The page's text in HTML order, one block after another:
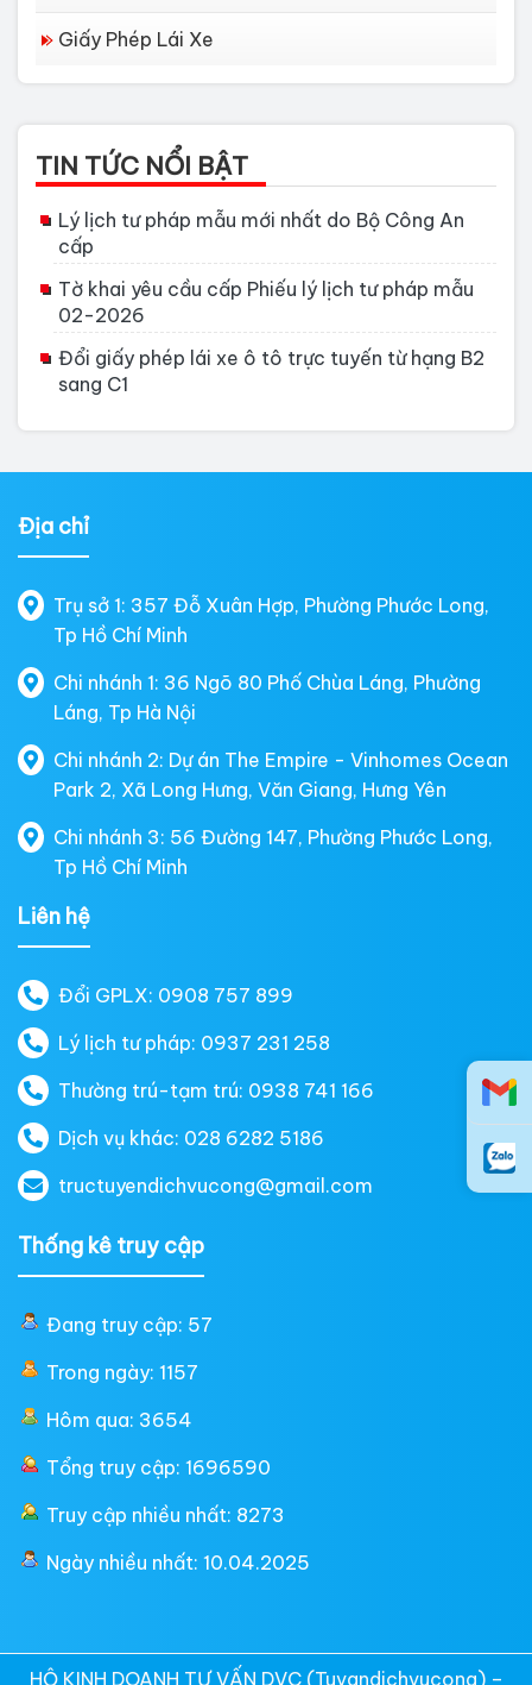
Giấy Phép Lái Xe
TIN TỨC NỔI BẬT
Lý lịch tư pháp mẫu mới nhất do Bộ Công An
cấp
Tờ khai yêu cầu cấp Phiếu lý lịch tư pháp mẫu
02-2026
Đổi giấy phép lái xe ô tô trực tuyến từ hạng B2
sang C1
Địa chỉ
Trụ sở 1: 357 Đỗ Xuân Hợp, Phường Phước Long,
Tp Hồ Chí Minh
Chi nhánh 1: 36 Ngõ 80 Phố Chùa Láng, Phường
Láng, Tp Hà Nội
Chi nhánh 2: Dự án The Empire - Vinhomes Ocean
Park 2, Xã Long Hưng, Văn Giang, Hưng Yên
Chi nhánh 3: 56 Đường 147, Phường Phước Long,
Tp Hồ Chí Minh
Liên hệ
Đổi GPLX: 0908 757 899
Lý lịch tư pháp: 0937 231 258
Thường trú-tạm trú: 0938 741 166
Dịch vụ khác: 028 6282 5186
tructuyendichvucong@gmail.com
Thống kê truy cập
Đang truy cập: 57
Trong ngày: 1157
Hôm qua: 3654
Tổng truy cập: 1696590
Truy cập nhiều nhất: 8273
Ngày nhiều nhất: 10.04.2025
HỘ KINH DOANH TƯ VẤN DVC (Tuvandichvucong) –